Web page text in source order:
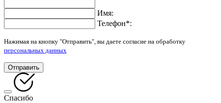
Имя:
Телефон*:
Нажимая на кнопку "Отправить", вы даете согласие на обработку
персональных данных
Отправить
Спасибо